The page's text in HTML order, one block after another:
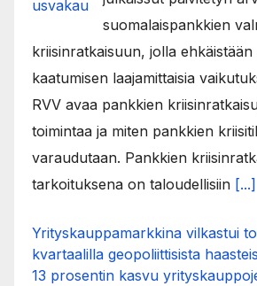
suomalaispankkien
kriisinratkaisuun, jolla
kaatumisen laajamittaisia
RVV avaa pankkien
toimintaa ja miten pankkien
varaudutaan. Pankkien
tarkoituksena on taloudellisiin [...]
Yrityskauppamarkkina vilkastui
kvartaalilla geopoliittisista
13 prosentin kasvu